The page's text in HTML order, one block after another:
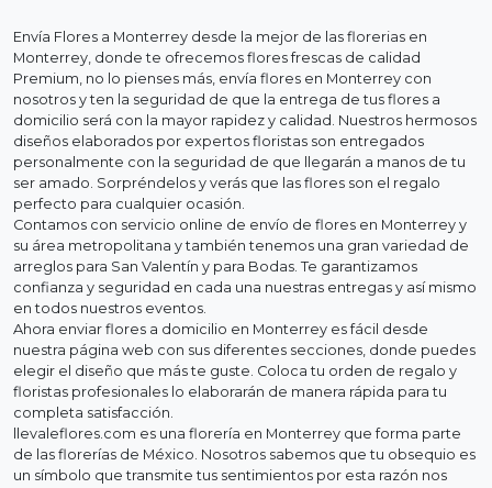
Envía Flores a Monterrey desde la mejor de las florerias en
Monterrey, donde te ofrecemos flores frescas de calidad
Premium, no lo pienses más, envía flores en Monterrey con
nosotros y ten la seguridad de que la entrega de tus flores a
domicilio será con la mayor rapidez y calidad. Nuestros hermosos
diseños elaborados por expertos floristas son entregados
personalmente con la seguridad de que llegarán a manos de tu
ser amado. Sorpréndelos y verás que las flores son el regalo
perfecto para cualquier ocasión.
Contamos con servicio online de envío de flores en Monterrey y
su área metropolitana y también tenemos una gran variedad de
arreglos para San Valentín y para Bodas. Te garantizamos
confianza y seguridad en cada una nuestras entregas y así mismo
en todos nuestros eventos.
Ahora enviar flores a domicilio en Monterrey es fácil desde
nuestra página web con sus diferentes secciones, donde puedes
elegir el diseño que más te guste. Coloca tu orden de regalo y
floristas profesionales lo elaborarán de manera rápida para tu
completa satisfacción.
llevaleflores.com es una florería en Monterrey que forma parte
de las florerías de México. Nosotros sabemos que tu obsequio es
un símbolo que transmite tus sentimientos por esta razón nos